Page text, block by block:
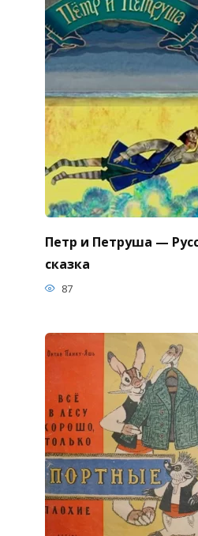
Петр и Петруша —
сказка
87